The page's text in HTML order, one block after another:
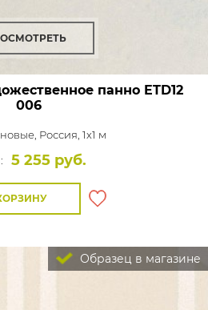
панно ETD12
006
Россия, 1x1 м
5 255 руб.
Образец в магазине